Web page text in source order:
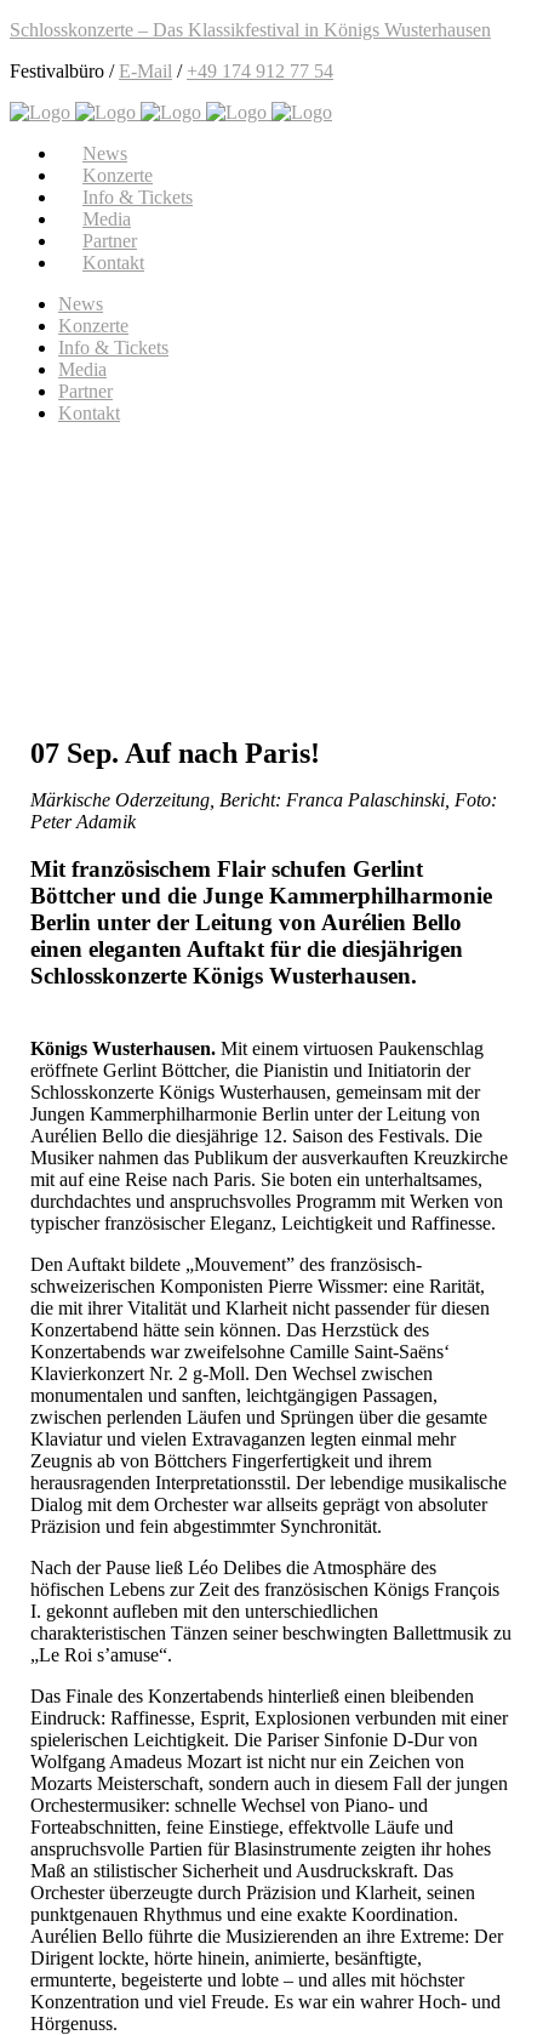
Schlosskonzerte – Das Klassikfestival in Königs Wusterhausen
Festivalbüro /E-Mail / +49 174 912 77 54
News
Konzerte
Info & Tickets
Media
Partner
Kontakt
News
Konzerte
Info & Tickets
Media
Partner
Kontakt
07 Sep. Auf nach Paris!
Märkische Oderzeitung, Bericht: Franca Palaschinski, Foto:
Peter Adamik
Mit französischem Flair schufen Gerlint
Böttcher und die Junge Kammerphilharmonie
Berlin unter der Leitung von Aurélien Bello
einen eleganten Auftakt für die diesjährigen
Schlosskonzerte Königs Wusterhausen.
Königs Wusterhausen. Mit einem virtuosen Paukenschlag
eröffnete Gerlint Böttcher, die Pianistin und Initiatorin der
Schlosskonzerte Königs Wusterhausen, gemeinsam mit der
Jungen Kammerphilharmonie Berlin unter der Leitung von
Aurélien Bello die diesjährige 12. Saison des Festivals. Die
Musiker nahmen das Publikum der ausverkauften Kreuzkirche
mit auf eine Reise nach Paris. Sie boten ein unterhaltsames,
durchdachtes und anspruchsvolles Programm mit Werken von
typischer französischer Eleganz, Leichtigkeit und Raffinesse.
Den Auftakt bildete „Mouvement” des französisch-
schweizerischen Komponisten Pierre Wissmer: eine Rarität,
die mit ihrer Vitalität und Klarheit nicht passender für diesen
Konzertabend hätte sein können. Das Herzstück des
Konzertabends war zweifelsohne Camille Saint-Saëns‘
Klavierkonzert Nr. 2 g-Moll. Den Wechsel zwischen
monumentalen und sanften, leichtgängigen Passagen,
zwischen perlenden Läufen und Sprüngen über die gesamte
Klaviatur und vielen Extravaganzen legten einmal mehr
Zeugnis ab von Böttchers Fingerfertigkeit und ihrem
herausragenden Interpretationsstil. Der lebendige musikalische
Dialog mit dem Orchester war allseits geprägt von absoluter
Präzision und fein abgestimmter Synchronität.
Nach der Pause ließ Léo Delibes die Atmosphäre des
höfischen Lebens zur Zeit des französischen Königs François
I. gekonnt aufleben mit den unterschiedlichen
charakteristischen Tänzen seiner beschwingten Ballettmusik zu
„Le Roi s’amuse“.
Das Finale des Konzertabends hinterließ einen bleibenden
Eindruck: Raffinesse, Esprit, Explosionen verbunden mit einer
spielerischen Leichtigkeit. Die Pariser Sinfonie D-Dur von
Wolfgang Amadeus Mozart ist nicht nur ein Zeichen von
Mozarts Meisterschaft, sondern auch in diesem Fall der jungen
Orchestermusiker: schnelle Wechsel von Piano- und
Forteabschnitten, feine Einstiege, effektvolle Läufe und
anspruchsvolle Partien für Blasinstrumente zeigten ihr hohes
Maß an stilistischer Sicherheit und Ausdruckskraft. Das
Orchester überzeugte durch Präzision und Klarheit, seinen
punktgenauen Rhythmus und eine exakte Koordination.
Aurélien Bello führte die Musizierenden an ihre Extreme: Der
Dirigent lockte, hörte hinein, animierte, besänftigte,
ermunterte, begeisterte und lobte – und alles mit höchster
Konzentration und viel Freude. Es war ein wahrer Hoch- und
Hörgenuss.